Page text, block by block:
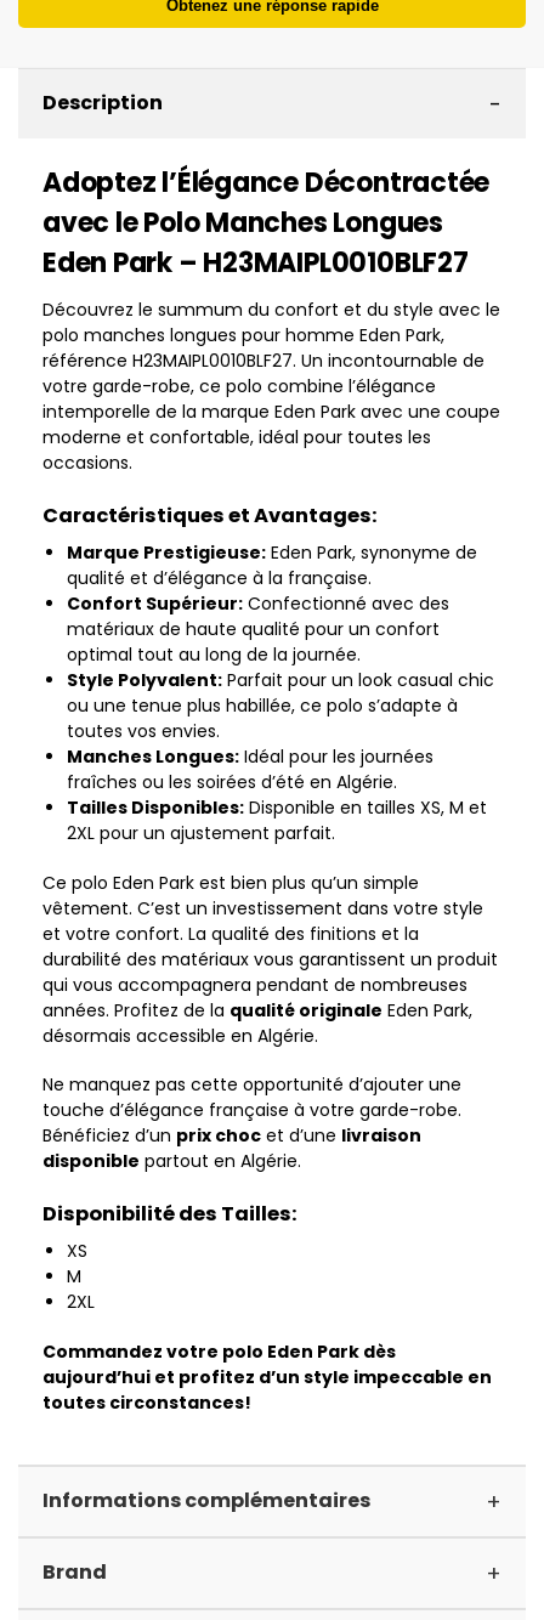
Obtenez une réponse rapide
Description -
Adoptez l’Élégance Décontractée
avec le Polo Manches Longues
Eden Park – H23MAIPL0010BLF27
Découvrez le summum du confort et du style avec le
polo manches longues pour homme Eden Park,
référence H23MAIPL0010BLF27. Un incontournable de
votre garde-robe, ce polo combine l’élégance
intemporelle de la marque Eden Park avec une coupe
moderne et confortable, idéal pour toutes les
occasions.
Caractéristiques et Avantages:
Marque Prestigieuse: Eden Park, synonyme de
qualité et d’élégance à la française.
Confort Supérieur: Confectionné avec des
matériaux de haute qualité pour un confort
optimal tout au long de la journée.
Style Polyvalent: Parfait pour un look casual chic
ou une tenue plus habillée, ce polo s’adapte à
toutes vos envies.
Manches Longues: Idéal pour les journées
fraîches ou les soirées d’été en Algérie.
Tailles Disponibles: Disponible en tailles XS, M et
2XL pour un ajustement parfait.
Ce polo Eden Park est bien plus qu’un simple
vêtement. C’est un investissement dans votre style
et votre confort. La qualité des finitions et la
durabilité des matériaux vous garantissent un produit
qui vous accompagnera pendant de nombreuses
années. Profitez de la qualité originale Eden Park,
désormais accessible en Algérie.
Ne manquez pas cette opportunité d’ajouter une
touche d’élégance française à votre garde-robe.
Bénéficiez d’un prix choc et d’une livraison
disponible partout en Algérie.
Disponibilité des Tailles:
XS
M
2XL
Commandez votre polo Eden Park dès
aujourd’hui et profitez d’un style impeccable en
toutes circonstances!
Informations complémentaires +
Brand +